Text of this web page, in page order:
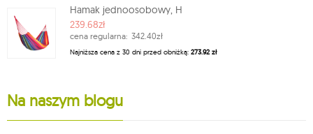
Hamak jednoosobowy, H
239.68zł
cena regularna: 342.40zł
Najniższa cena z 30 dni przed obniżką: 273.92 zł
Na naszym blogu